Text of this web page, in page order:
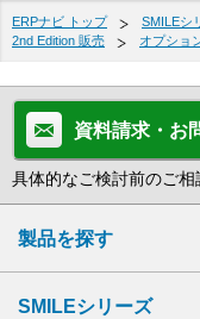
ERPナビ トップ SMILEシ
2nd Edition 販売
オプショ
資料請求・お
具体的なご検討前のご相
製品を探す
SMILEシリーズ